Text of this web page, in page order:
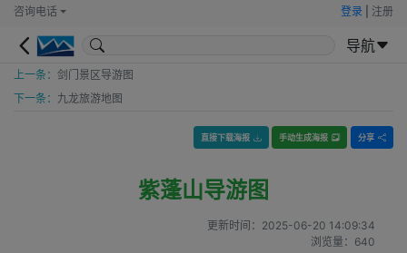
咨询电话 登录 注册
导航
上一条： 剑门景区导游图
下一条： 九龙旅游地图
直接下载海报 手动生成海报 分享
紫蓬山导游图
更新时间： 2025-06-20 14:09:34
浏览量： 640